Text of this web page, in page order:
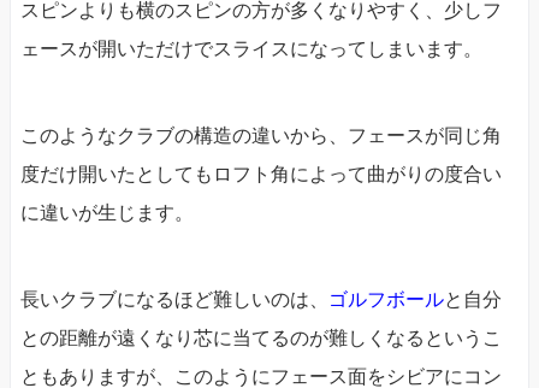
スピンよりも横のスピンの方が多くなりやすく、少しフ
ェースが開いただけでスライスになってしまいます。
このようなクラブの構造の違いから、フェースが同じ角
度だけ開いたとしてもロフト角によって曲がりの度合い
に違いが生じます。
長いクラブになるほど難しいのは、 ゴルフボールと自分
との距離が遠くなり芯に当てるのが難しくなるというこ
ともありますが、このようにフェース面をシビアにコン